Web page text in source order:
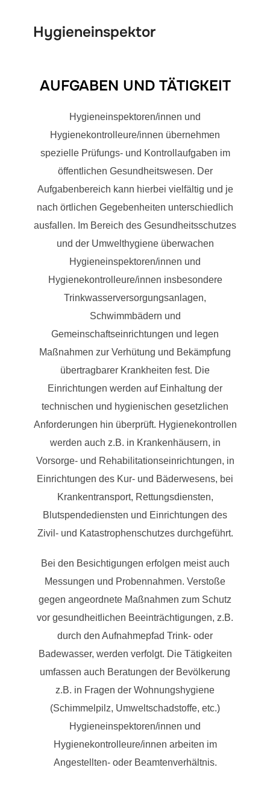
Hygieneinspektor
AUFGABEN UND TÄTIGKEIT
Hygieneinspektoren/innen und
Hygienekontrolleure/innen übernehmen
spezielle Prüfungs- und Kontrollaufgaben im
öffentlichen Gesundheitswesen. Der
Aufgabenbereich kann hierbei vielfältig und je
nach örtlichen Gegebenheiten unterschiedlich
ausfallen. Im Bereich des Gesundheitsschutzes
und der Umwelthygiene überwachen
Hygieneinspektoren/innen und
Hygienekontrolleure/innen insbesondere
Trinkwasserversorgungsanlagen,
Schwimmbädern und
Gemeinschaftseinrichtungen und legen
Maßnahmen zur Verhütung und Bekämpfung
übertragbarer Krankheiten fest. Die
Einrichtungen werden auf Einhaltung der
technischen und hygienischen gesetzlichen
Anforderungen hin überprüft. Hygienekontrollen
werden auch z.B. in Krankenhäusern, in
Vorsorge- und Rehabilitationseinrichtungen, in
Einrichtungen des Kur- und Bäderwesens, bei
Krankentransport, Rettungsdiensten,
Blutspendediensten und Einrichtungen des
Zivil- und Katastrophenschutzes durchgeführt.
Bei den Besichtigungen erfolgen meist auch
Messungen und Probennahmen. Verstoße
gegen angeordnete Maßnahmen zum Schutz
vor gesundheitlichen Beeinträchtigungen, z.B.
durch den Aufnahmepfad Trink- oder
Badewasser, werden verfolgt. Die Tätigkeiten
umfassen auch Beratungen der Bevölkerung
z.B. in Fragen der Wohnungshygiene
(Schimmelpilz, Umweltschadstoffe, etc.)
Hygieneinspektoren/innen und
Hygienekontrolleure/innen arbeiten im
Angestellten- oder Beamtenverhältnis.